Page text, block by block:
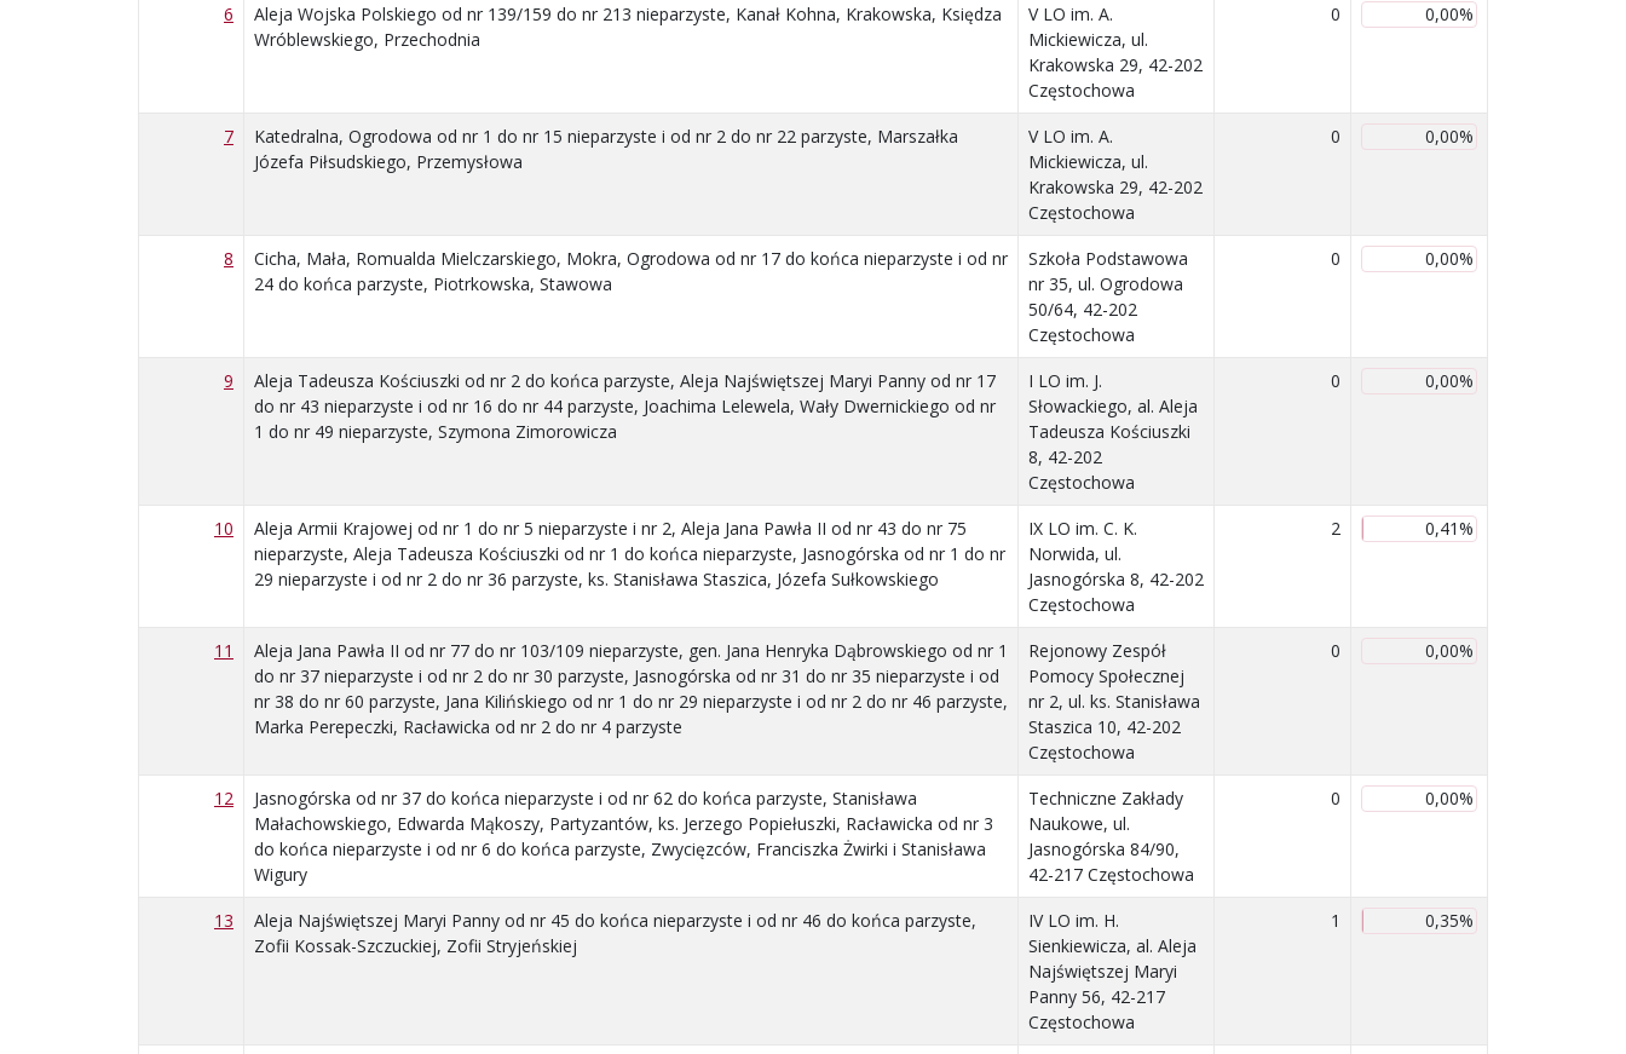
6
Aleja Wojska Polskiego od nr 139/159 do nr 213 nieparzyste, Kanał Kohna, Krakowska, Księdza
Wróblewskiego, Przechodnia
V LO im. A.
Mickiewicza, ul.
Krakowska 29, 42-202
Częstochowa
0 0,00%
7
Katedralna, Ogrodowa od nr 1 do nr 15 nieparzyste i od nr 2 do nr 22 parzyste, Marszałka
Józefa Piłsudskiego, Przemysłowa
V LO im. A.
Mickiewicza, ul.
Krakowska 29, 42-202
Częstochowa
0 0,00%
8
Cicha, Mała, Romualda Mielczarskiego, Mokra, Ogrodowa od nr 17 do końca nieparzyste i od nr
24 do końca parzyste, Piotrkowska, Stawowa
Szkoła Podstawowa
nr 35, ul. Ogrodowa
50/64, 42-202
Częstochowa
0 0,00%
9
Aleja Tadeusza Kościuszki od nr 2 do końca parzyste, Aleja Najświętszej Maryi Panny od nr 17
do nr 43 nieparzyste i od nr 16 do nr 44 parzyste, Joachima Lelewela, Wały Dwernickiego od nr
1 do nr 49 nieparzyste, Szymona Zimorowicza
I LO im. J.
Słowackiego, al. Aleja
Tadeusza Kościuszki
8, 42-202
Częstochowa
0 0,00%
10
Aleja Armii Krajowej od nr 1 do nr 5 nieparzyste i nr 2, Aleja Jana Pawła II od nr 43 do nr 75
nieparzyste, Aleja Tadeusza Kościuszki od nr 1 do końca nieparzyste, Jasnogórska od nr 1 do nr
29 nieparzyste i od nr 2 do nr 36 parzyste, ks. Stanisława Staszica, Józefa Sułkowskiego
IX LO im. C. K.
Norwida, ul.
Jasnogórska 8, 42-202
Częstochowa
2 0,41%
11
Aleja Jana Pawła II od nr 77 do nr 103/109 nieparzyste, gen. Jana Henryka Dąbrowskiego od nr 1
do nr 37 nieparzyste i od nr 2 do nr 30 parzyste, Jasnogórska od nr 31 do nr 35 nieparzyste i od
nr 38 do nr 60 parzyste, Jana Kilińskiego od nr 1 do nr 29 nieparzyste i od nr 2 do nr 46 parzyste,
Marka Perepeczki, Racławicka od nr 2 do nr 4 parzyste
Rejonowy Zespół
Pomocy Społecznej
nr 2, ul. ks. Stanisława
Staszica 10, 42-202
Częstochowa
0 0,00%
12
Jasnogórska od nr 37 do końca nieparzyste i od nr 62 do końca parzyste, Stanisława
Małachowskiego, Edwarda Mąkoszy, Partyzantów, ks. Jerzego Popiełuszki, Racławicka od nr 3
do końca nieparzyste i od nr 6 do końca parzyste, Zwycięzców, Franciszka Żwirki i Stanisława
Wigury
Techniczne Zakłady
Naukowe, ul.
Jasnogórska 84/90,
42-217 Częstochowa
0 0,00%
13
Aleja Najświętszej Maryi Panny od nr 45 do końca nieparzyste i od nr 46 do końca parzyste,
Zofii Kossak-Szczuckiej, Zofii Stryjeńskiej
IV LO im. H.
Sienkiewicza, al. Aleja
Najświętszej Maryi
Panny 56, 42-217
Częstochowa
1 0,35%